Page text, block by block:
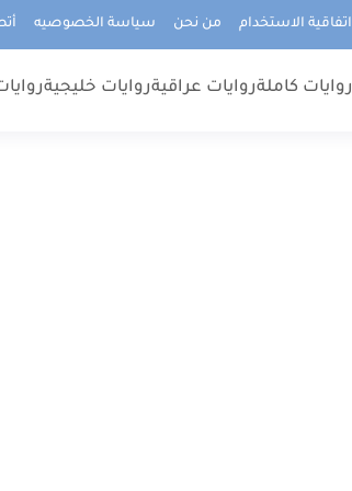
اتفاقية الاستخدام من نحن سياسة الخصوصيه
روايات كاملةروايات عراقيةروايات خليجية